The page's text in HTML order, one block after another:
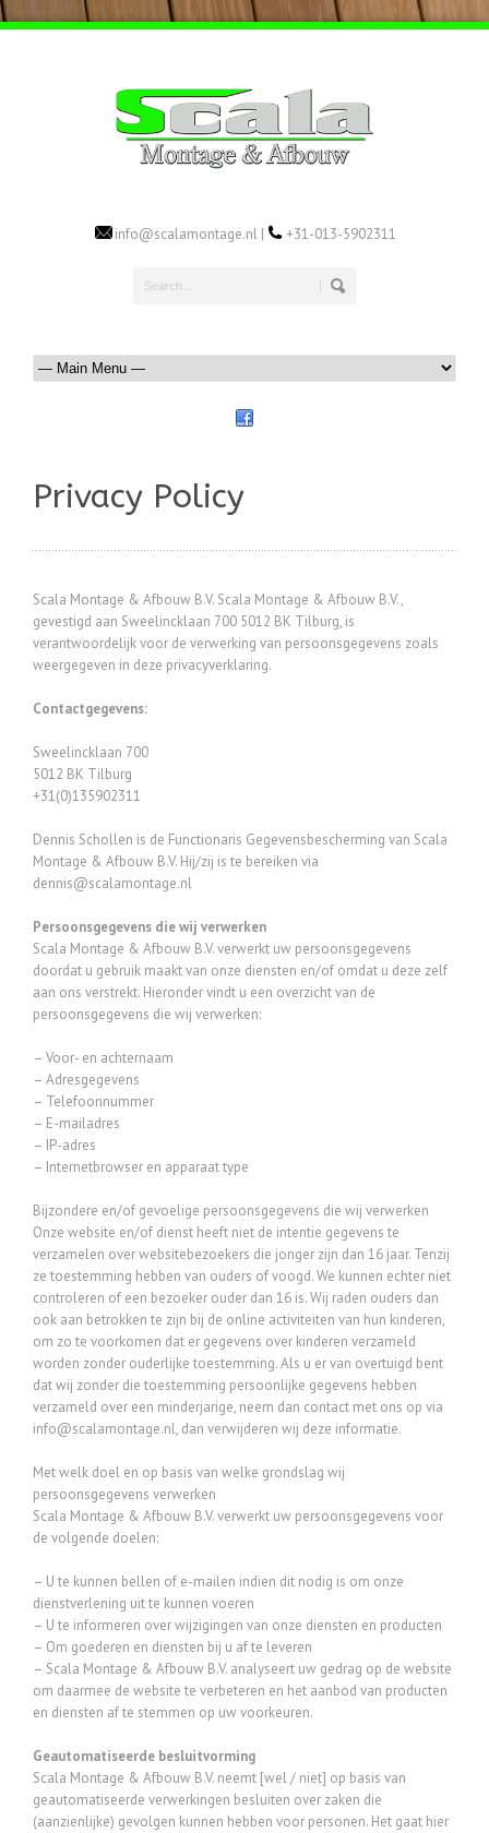
info@scalamontage.nl | +31-013-5902311
Privacy Policy
Scala Montage & Afbouw B.V. Scala Montage & Afbouw B.V.,
gevestigd aan Sweelincklaan 700 5012 BK Tilburg, is
verantwoordelijk voor de verwerking van persoonsgegevens zoals
weergegeven in deze privacyverklaring.
Contactgegevens:
Sweelincklaan 700
5012 BK Tilburg
+31(0)135902311
Dennis Schollen is de Functionaris Gegevensbescherming van Scala
Montage & Afbouw B.V. Hij/zij is te bereiken via
dennis@scalamontage.nl
Persoonsgegevens die wij verwerken
Scala Montage & Afbouw B.V. verwerkt uw persoonsgegevens
doordat u gebruik maakt van onze diensten en/of omdat u deze zelf
aan ons verstrekt. Hieronder vindt u een overzicht van de
persoonsgegevens die wij verwerken:
– Voor- en achternaam
– Adresgegevens
– Telefoonnummer
– E-mailadres
– IP-adres
– Internetbrowser en apparaat type
Bijzondere en/of gevoelige persoonsgegevens die wij verwerken
Onze website en/of dienst heeft niet de intentie gegevens te
verzamelen over websitebezoekers die jonger zijn dan 16 jaar. Tenzij
ze toestemming hebben van ouders of voogd. We kunnen echter niet
controleren of een bezoeker ouder dan 16 is. Wij raden ouders dan
ook aan betrokken te zijn bij de online activiteiten van hun kinderen,
om zo te voorkomen dat er gegevens over kinderen verzameld
worden zonder ouderlijke toestemming. Als u er van overtuigd bent
dat wij zonder die toestemming persoonlijke gegevens hebben
verzameld over een minderjarige, neem dan contact met ons op via
info@scalamontage.nl, dan verwijderen wij deze informatie.
Met welk doel en op basis van welke grondslag wij
persoonsgegevens verwerken
Scala Montage & Afbouw B.V. verwerkt uw persoonsgegevens voor
de volgende doelen:
– U te kunnen bellen of e-mailen indien dit nodig is om onze
dienstverlening uit te kunnen voeren
– U te informeren over wijzigingen van onze diensten en producten
– Om goederen en diensten bij u af te leveren
– Scala Montage & Afbouw B.V. analyseert uw gedrag op de website
om daarmee de website te verbeteren en het aanbod van producten
en diensten af te stemmen op uw voorkeuren.
Geautomatiseerde besluitvorming
Scala Montage & Afbouw B.V. neemt [wel / niet] op basis van
geautomatiseerde verwerkingen besluiten over zaken die
(aanzienlijke) gevolgen kunnen hebben voor personen. Het gaat hier